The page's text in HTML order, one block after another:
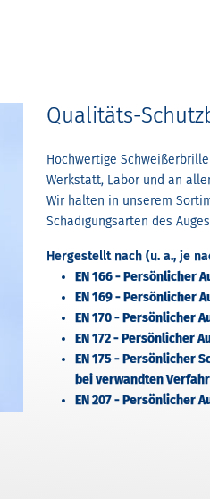
Qualitäts-
Hochwertige
Werkstatt, Labor und an
Wir halten in unserem
Schädigungsarten des
Hergestellt nach (u. a., je
EN 166 - Persönlicher
EN 169 - Persönlicher
EN 170 - Persönlicher
EN 172 - Persönlicher
EN 175 - Persönlicher
bei verwandten
EN 207 - Persönlicher